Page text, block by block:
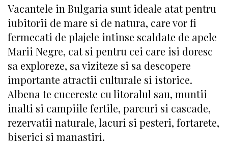
Vacantele in Bulgaria sunt ideale atat pentru
iubitorii de mare si de natura, care vor fi
fermecati de plajele intinse scaldate de apele
Marii Negre, cat si pentru cei care isi doresc
sa exploreze, sa viziteze si sa descopere
importante atractii culturale si istorice.
Albena te cucereste cu litoralul sau, muntii
inalti si campiile fertile, parcuri si cascade,
rezervatii naturale, lacuri si pesteri, fortarete,
biserici si manastiri.